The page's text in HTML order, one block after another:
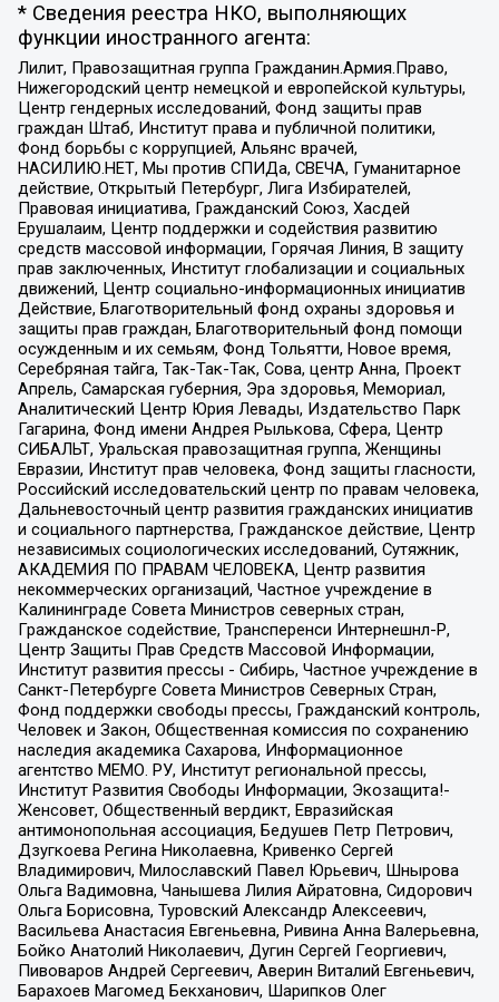
* Сведения реестра НКО, выполняющих
функции иностранного агента:
Лилит, Правозащитная группа Гражданин.Армия.Право,
Нижегородский центр немецкой и европейской культуры,
Центр гендерных исследований, Фонд защиты прав
граждан Штаб, Институт права и публичной политики,
Фонд борьбы с коррупцией, Альянс врачей,
НАСИЛИЮ.НЕТ, Мы против СПИДа, СВЕЧА, Гуманитарное
действие, Открытый Петербург, Лига Избирателей,
Правовая инициатива, Гражданский Союз, Хасдей
Ерушалаим, Центр поддержки и содействия развитию
средств массовой информации, Горячая Линия, В защиту
прав заключенных, Институт глобализации и социальных
движений, Центр социально-информационных инициатив
Действие, Благотворительный фонд охраны здоровья и
защиты прав граждан, Благотворительный фонд помощи
осужденным и их семьям, Фонд Тольятти, Новое время,
Серебряная тайга, Так-Так-Так, Сова, центр Анна, Проект
Апрель, Самарская губерния, Эра здоровья, Мемориал,
Аналитический Центр Юрия Левады, Издательство Парк
Гагарина, Фонд имени Андрея Рылькова, Сфера, Центр
СИБАЛЬТ, Уральская правозащитная группа, Женщины
Евразии, Институт прав человека, Фонд защиты гласности,
Российский исследовательский центр по правам человека,
Дальневосточный центр развития гражданских инициатив
и социального партнерства, Гражданское действие, Центр
независимых социологических исследований, Сутяжник,
АКАДЕМИЯ ПО ПРАВАМ ЧЕЛОВЕКА, Центр развития
некоммерческих организаций, Частное учреждение в
Калининграде Совета Министров северных стран,
Гражданское содействие, Трансперенси Интернешнл-Р,
Центр Защиты Прав Средств Массовой Информации,
Институт развития прессы - Сибирь, Частное учреждение в
Санкт-Петербурге Совета Министров Северных Стран,
Фонд поддержки свободы прессы, Гражданский контроль,
Человек и Закон, Общественная комиссия по сохранению
наследия академика Сахарова, Информационное
агентство МЕМО. РУ, Институт региональной прессы,
Институт Развития Свободы Информации, Экозащита!-
Женсовет, Общественный вердикт, Евразийская
антимонопольная ассоциация, Бедушев Петр Петрович,
Дзугкоева Регина Николаевна, Кривенко Сергей
Владимирович, Милославский Павел Юрьевич, Шнырова
Ольга Вадимовна, Чанышева Лилия Айратовна, Сидорович
Ольга Борисовна, Туровский Александр Алексеевич,
Васильева Анастасия Евгеньевна, Ривина Анна Валерьевна,
Бойко Анатолий Николаевич, Дугин Сергей Георгиевич,
Пивоваров Андрей Сергеевич, Аверин Виталий Евгеньевич,
Барахоев Магомед Бекханович, Шарипков Олег